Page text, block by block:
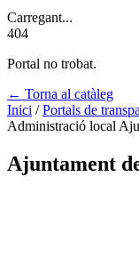
Carregant...
404
Portal no trobat.
← Torna al catàleg
Inici / Portals de
Administració local
Ajuntament